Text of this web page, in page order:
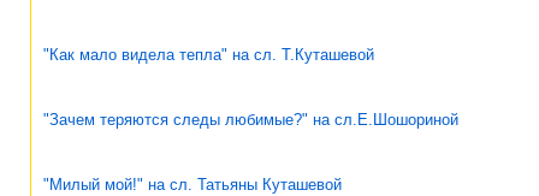
"Как мало видела тепла" на сл. Т.Куташевой
"Зачем теряются следы любимые?" на сл.Е.Шошориной
"Милый мой!" на сл. Татьяны Куташевой